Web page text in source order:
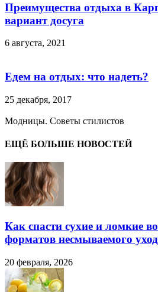
Преимущества отдыха в
вариант досуга
6 августа, 2021
Едем на отдых: что надеть?
25 декабря, 2017
Модницы. Советы стилистов
ЕЩЁ БОЛЬШЕ НОВОСТЕЙ
Как спасти сухие и ломкие
форматов несмываемого
20 февраля, 2026